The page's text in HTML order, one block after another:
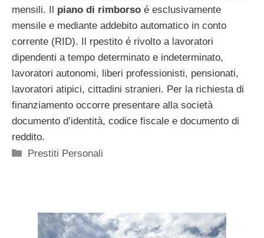
mensili. Il piano di rimborso é esclusivamente
mensile e mediante addebito automatico in conto
corrente (RID). Il rpestito é rivolto a lavoratori
dipendenti a tempo determinato e indeterminato,
lavoratori autonomi, liberi professionisti, pensionati,
lavoratori atipici, cittadini stranieri. Per la richiesta di
finanziamento occorre presentare alla società
documento d’identità, codice fiscale e documento di
reddito.
Categorie
Prestiti Personali